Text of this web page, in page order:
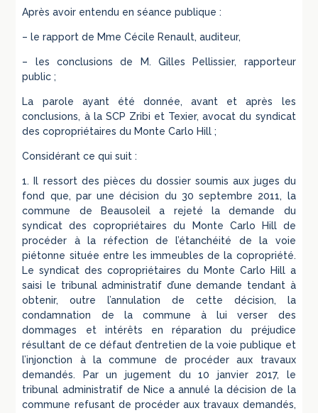
Après avoir entendu en séance publique :
– le rapport de Mme Cécile Renault, auditeur,
– les conclusions de M. Gilles Pellissier, rapporteur
public ;
La parole ayant été donnée, avant et après les
conclusions, à la SCP Zribi et Texier, avocat du syndicat
des copropriétaires du Monte Carlo Hill ;
Considérant ce qui suit :
1. Il ressort des pièces du dossier soumis aux juges du
fond que, par une décision du 30 septembre 2011, la
commune de Beausoleil a rejeté la demande du
syndicat des copropriétaires du Monte Carlo Hill de
procéder à la réfection de l’étanchéité de la voie
piétonne située entre les immeubles de la copropriété.
Le syndicat des copropriétaires du Monte Carlo Hill a
saisi le tribunal administratif d’une demande tendant à
obtenir, outre l’annulation de cette décision, la
condamnation de la commune à lui verser des
dommages et intérêts en réparation du préjudice
résultant de ce défaut d’entretien de la voie publique et
l’injonction à la commune de procéder aux travaux
demandés. Par un jugement du 10 janvier 2017, le
tribunal administratif de Nice a annulé la décision de la
commune refusant de procéder aux travaux demandés,